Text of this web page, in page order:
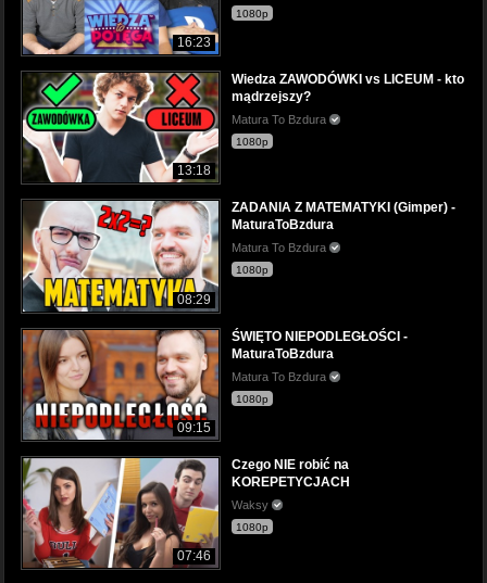
16:23
1080p
13:18
Wiedza ZAWODÓWKI vs LICEUM - kto
mądrzejszy?
Matura To Bzdura
1080p
08:29
ZADANIA Z MATEMATYKI (Gimper) -
MaturaToBzdura
Matura To Bzdura
1080p
09:15
ŚWIĘTO NIEPODLEGŁOŚCI -
MaturaToBzdura
Matura To Bzdura
1080p
07:46
Czego NIE robić na
KOREPETYCJACH
Waksy
1080p